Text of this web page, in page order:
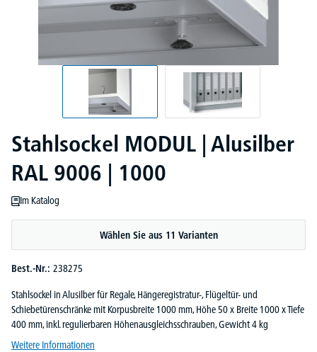
Stahlsockel MODUL | Alusilber
RAL 9006 | 1000
Im Katalog
Wählen Sie aus 11 Varianten
Best.-Nr.: 238275
Stahlsockel in Alusilber für Regale, Hängeregistratur-, Flügeltür- und
Schiebetürenschränke mit Korpusbreite 1000 mm, Höhe 50 x Breite 1000 x Tiefe
400 mm, inkl. regulierbaren Höhenausgleichsschrauben, Gewicht 4 kg
Weitere Informationen